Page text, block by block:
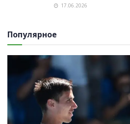
17.06.2026
Популярное